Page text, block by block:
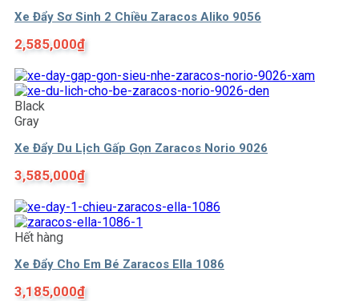
Xe Đẩy Sơ Sinh 2 Chiều Zaracos Aliko 9056
2,585,000₫
Black
Gray
Xe Đẩy Du Lịch Gấp Gọn Zaracos Norio 9026
3,585,000₫
Hết hàng
Xe Đẩy Cho Em Bé Zaracos Ella 1086
3,185,000₫